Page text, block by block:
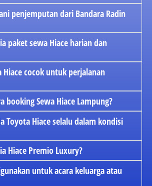
penjemputan dari Bandara Radin
paket sewa Hiace harian dan
Hiace cocok untuk perjalanan
booking Sewa Hiace Lampung?
Toyota Hiace selalu dalam kondisi
Hiace Premio Luxury?
untuk acara keluarga atau